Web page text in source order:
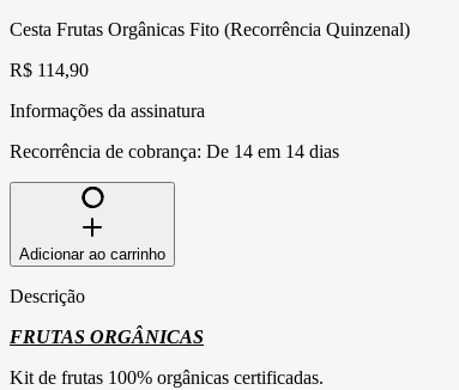
Cesta Frutas Orgânicas Fito (Recorrência Quinzenal)
R$ 114,90
Informações da assinatura
Recorrência de cobrança: De 14 em 14 dias
Adicionar ao carrinho
Descrição
FRUTAS ORGÂNICAS
Kit de frutas 100% orgânicas certificadas.